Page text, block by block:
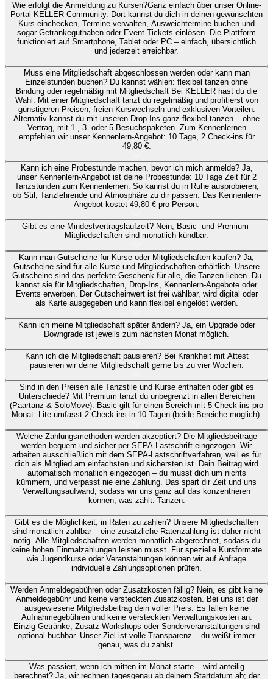
Wie erfolgt die Anmeldung zu Kursen?Ganz einfach über unser Online-
Portal KELLER Community. Dort kannst du dich in deinen gewünschten
Kurs einchecken, Termine verwalten, Ausweichtermine buchen und
sogar Getränkeguthaben oder Event-Tickets einlösen. Die Plattform
funktioniert auf Smartphone, Tablet oder PC – einfach, übersichtlich
und jederzeit erreichbar.
Muss eine Mitgliedschaft abgeschlossen werden oder kann man
Einzelstunden buchen? Du kannst wählen: flexibel tanzen ohne
Bindung oder regelmäßig mit Mitgliedschaft Bei KELLER hast du die
Wahl. Mit einer Mitgliedschaft tanzt du regelmäßig und profitierst von
günstigeren Preisen, freien Kurswechseln und exklusiven Vorteilen.
Alternativ kannst du mit unseren Drop-Ins ganz flexibel tanzen – ohne
Vertrag, mit 1-, 3- oder 5-Besuchspaketen. Zum Kennenlernen
empfehlen wir unser Kennenlern-Angebot: 10 Tage, 2 Check-ins für
49,80 €.
Kann ich eine Probestunde machen, bevor ich mich anmelde? Ja,
unser Kennenlern-Angebot ist deine Probestunde: 10 Tage Zeit für 2
Tanzstunden zum Kennenlernen. So kannst du in Ruhe ausprobieren,
ob Stil, Tanzlehrende und Atmosphäre zu dir passen. Das Kennenlern-
Angebot kostet 49,80 € pro Person.
Gibt es eine Mindestvertragslaufzeit? Nein, Basic- und Premium-
Mitgliedschaften sind monatlich kündbar.
Kann man Gutscheine für Kurse oder Mitgliedschaften kaufen? Ja,
Gutscheine sind für alle Kurse und Mitgliedschaften erhältlich. Unsere
Gutscheine sind das perfekte Geschenk für alle, die Tanzen lieben. Du
kannst sie für Mitgliedschaften, Drop-Ins, Kennenlern-Angebote oder
Events erwerben. Der Gutscheinwert ist frei wählbar, wird digital oder
als Karte ausgegeben und kann flexibel eingelöst werden.
Kann ich meine Mitgliedschaft später ändern? Ja, ein Upgrade oder
Downgrade ist jeweils zum nächsten Monat möglich.
Kann ich die Mitgliedschaft pausieren? Bei Krankheit mit Attest
pausieren wir deine Mitgliedschaft gerne bis zu vier Wochen.
Sind in den Preisen alle Tanzstile und Kurse enthalten oder gibt es
Unterschiede? Mit Premium tanzt du unbegrenzt in allen Bereichen
(Paartanz & SoloMove). Basic gilt für einen Bereich mit 5 Check-ins pro
Monat. Lite umfasst 2 Check-ins in 10 Tagen (beide Bereiche möglich).
Welche Zahlungsmethoden werden akzeptiert? Die Mitgliedsbeiträge
werden bequem und sicher per SEPA-Lastschrift eingezogen. Wir
arbeiten ausschließlich mit dem SEPA-Lastschriftverfahren, weil es für
dich als Mitglied am einfachsten und sichersten ist. Dein Beitrag wird
automatisch monatlich eingezogen – du musst dich um nichts
kümmern, und verpasst nie eine Zahlung. Das spart dir Zeit und uns
Verwaltungsaufwand, sodass wir uns ganz auf das konzentrieren
können, was zählt: Tanzen.
Gibt es die Möglichkeit, in Raten zu zahlen? Unsere Mitgliedschaften
sind monatlich zahlbar – eine zusätzliche Ratenzahlung ist daher nicht
nötig. Alle Mitgliedschaften werden monatlich abgerechnet, sodass du
keine hohen Einmalzahlungen leisten musst. Für spezielle Kursformate
wie Jugendkurse oder Veranstaltungen können wir auf Anfrage
individuelle Zahlungsoptionen prüfen.
Werden Anmeldegebühren oder Zusatzkosten fällig? Nein, es gibt keine
Anmeldegebühr und keine versteckten Zusatzkosten. Bei uns ist der
ausgewiesene Mitgliedsbeitrag dein voller Preis. Es fallen keine
Aufnahmegebühren und keine versteckten Verwaltungskosten an.
Einzig Getränke, Zusatz-Workshops oder Sonderveranstaltungen sind
optional buchbar. Unser Ziel ist volle Transparenz – du weißt immer
genau, was du zahlst.
Was passiert, wenn ich mitten im Monat starte – wird anteilig
berechnet? Ja, wir rechnen tagesgenau ab deinem Startdatum ab; der